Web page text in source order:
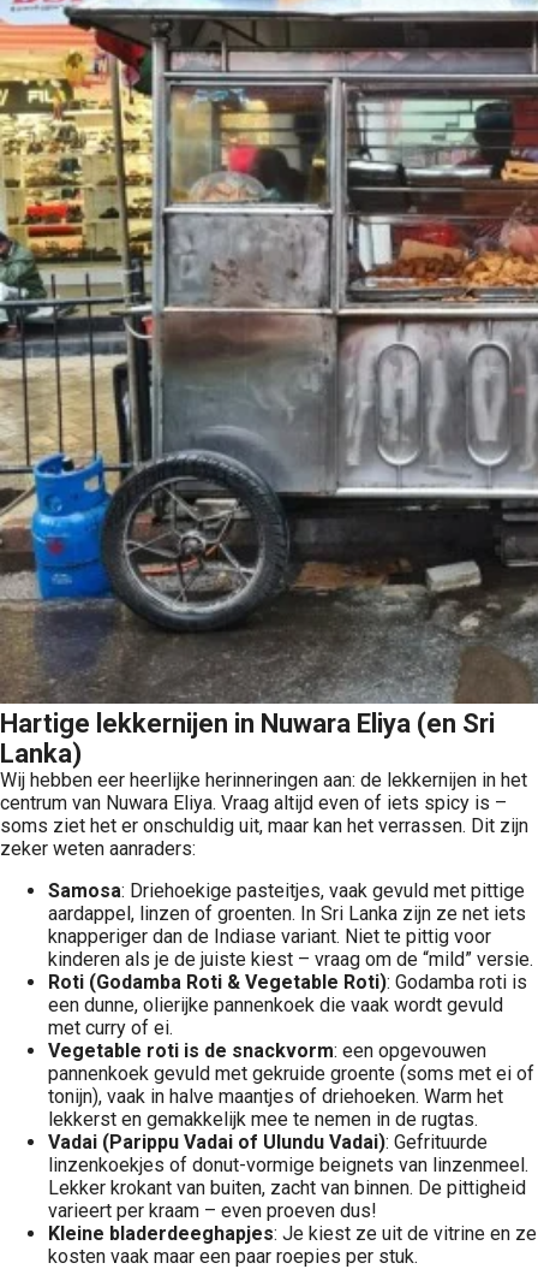
Hartige lekkernijen in Nuwara Eliya (en Sri
Lanka)
Wij hebben eer heerlijke herinneringen aan: de lekkernijen in het
centrum van Nuwara Eliya. Vraag altijd even of iets spicy is –
soms ziet het er onschuldig uit, maar kan het verrassen. Dit zijn
zeker weten aanraders:
Samosa: Driehoekige pasteitjes, vaak gevuld met pittige
aardappel, linzen of groenten. In Sri Lanka zijn ze net iets
knapperiger dan de Indiase variant. Niet te pittig voor
kinderen als je de juiste kiest – vraag om de “mild” versie.
Roti (Godamba Roti & Vegetable Roti): Godamba roti is
een dunne, olierijke pannenkoek die vaak wordt gevuld
met curry of ei.
Vegetable roti is de snackvorm: een opgevouwen
pannenkoek gevuld met gekruide groente (soms met ei of
tonijn), vaak in halve maantjes of driehoeken. Warm het
lekkerst en gemakkelijk mee te nemen in de rugtas.
Vadai (Parippu Vadai of Ulundu Vadai): Gefrituurde
linzenkoekjes of donut-vormige beignets van linzenmeel.
Lekker krokant van buiten, zacht van binnen. De pittigheid
varieert per kraam – even proeven dus!
Kleine bladerdeeghapjes: Je kiest ze uit de vitrine en ze
kosten vaak maar een paar roepies per stuk.